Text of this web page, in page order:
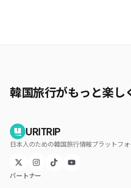
韓国旅行がもっと楽し
URITRIP
日本人のための韓国旅行情報プラットフォ
パートナー